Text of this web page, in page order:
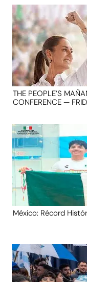
THE PEOPLE’S
CONFERENCE —
México: Récord